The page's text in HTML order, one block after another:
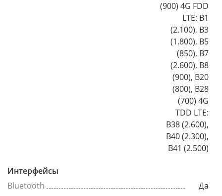
(900) 4G FDD
LTE: B1
(2.100), B3
(1.800), B5
(850), B7
(2.600), B8
(900), B20
(800), B28
(700) 4G
TDD LTE:
B38 (2.600),
B40 (2.300),
B41 (2.500)
Интерфейсы
Bluetooth
Да